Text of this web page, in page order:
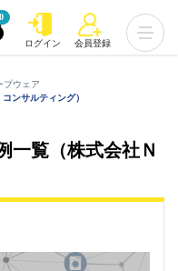
0
ログイン 会員登録
プウェア
ンサルティング）
一覧（株式会社Ｎ